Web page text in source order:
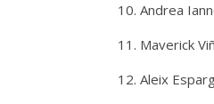
10. Andrea
11. Maverick
12. Aleix